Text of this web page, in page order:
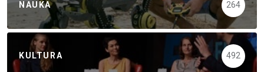
NAUKA 264
KULTURA 492